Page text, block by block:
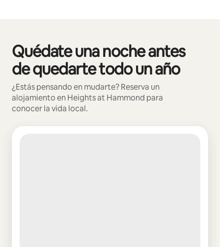
Quédate una noche antes
de quedarte todo un año
¿Estás pensando en mudarte? Reserva un
alojamiento en Heights at Hammond para
conocer la vida local.
Se muestran0 de 0 elementos